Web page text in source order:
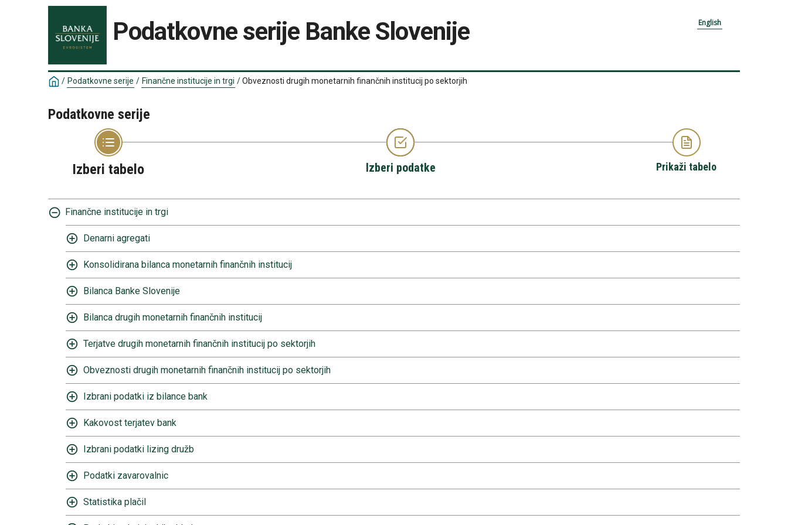
Podatkovne serije Banke Slovenije English
/ Podatkovne serije / Finančne institucije in trgi /Obveznosti drugih monetarnih finančnih institucij po sektorjih
Podatkovne serije
Izberi tabelo Izberi podatke Prikaži tabelo
Finančne institucije in trgi
Denarni agregati
Konsolidirana bilanca monetarnih finančnih institucij
Bilanca Banke Slovenije
Bilanca drugih monetarnih finančnih institucij
Terjatve drugih monetarnih finančnih institucij po sektorjih
Obveznosti drugih monetarnih finančnih institucij po sektorjih
Izbrani podatki iz bilance bank
Kakovost terjatev bank
Izbrani podatki lizing družb
Podatki zavarovalnic
Statistika plačil